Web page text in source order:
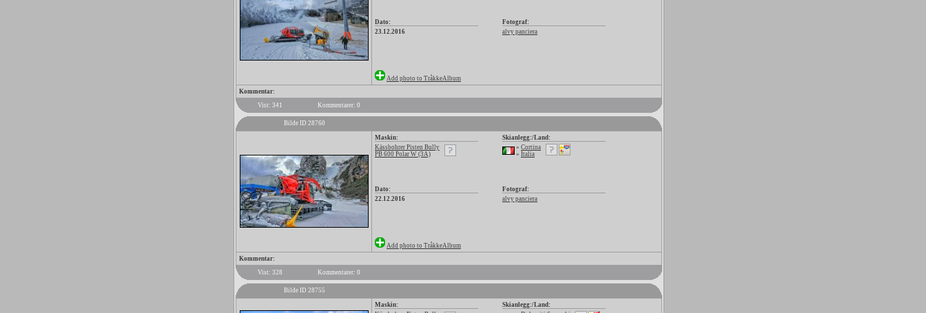
Dato:
23.12.2016
Fotograf:
alvy panciera
Add photo to TråkkeAlbum
Kommentar:
Vist: 341
Kommentarer: 0
Bilde ID 28760
Maskin:
Kässbohrer Pisten Bully
PB 600 Polar W (3A)
Skianlegg:/Land:
» Cortina
» Italia
Dato:
22.12.2016
Fotograf:
alvy panciera
Add photo to TråkkeAlbum
Kommentar:
Vist: 328
Kommentarer: 0
Bilde ID 28755
Maskin:
Skianlegg:/Land: